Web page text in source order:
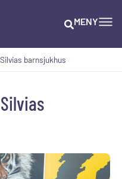
MENY
barnsjukhus